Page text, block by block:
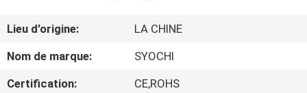
SUJET
DE
NOUS
Lieu d'origine:
LA CHINE
Nom de marque:
SYOCHI
Certification:
CE,ROHS